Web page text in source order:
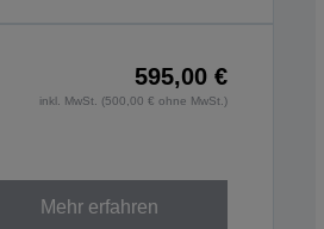
595,00 €
inkl. MwSt. (500,00 € ohne MwSt.)
Mehr erfahren